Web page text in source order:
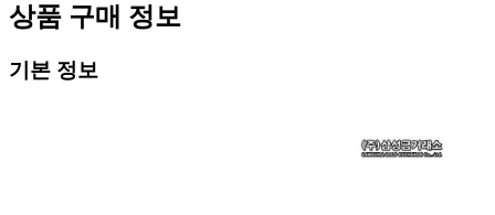
상품 구매 정보
기본 정보